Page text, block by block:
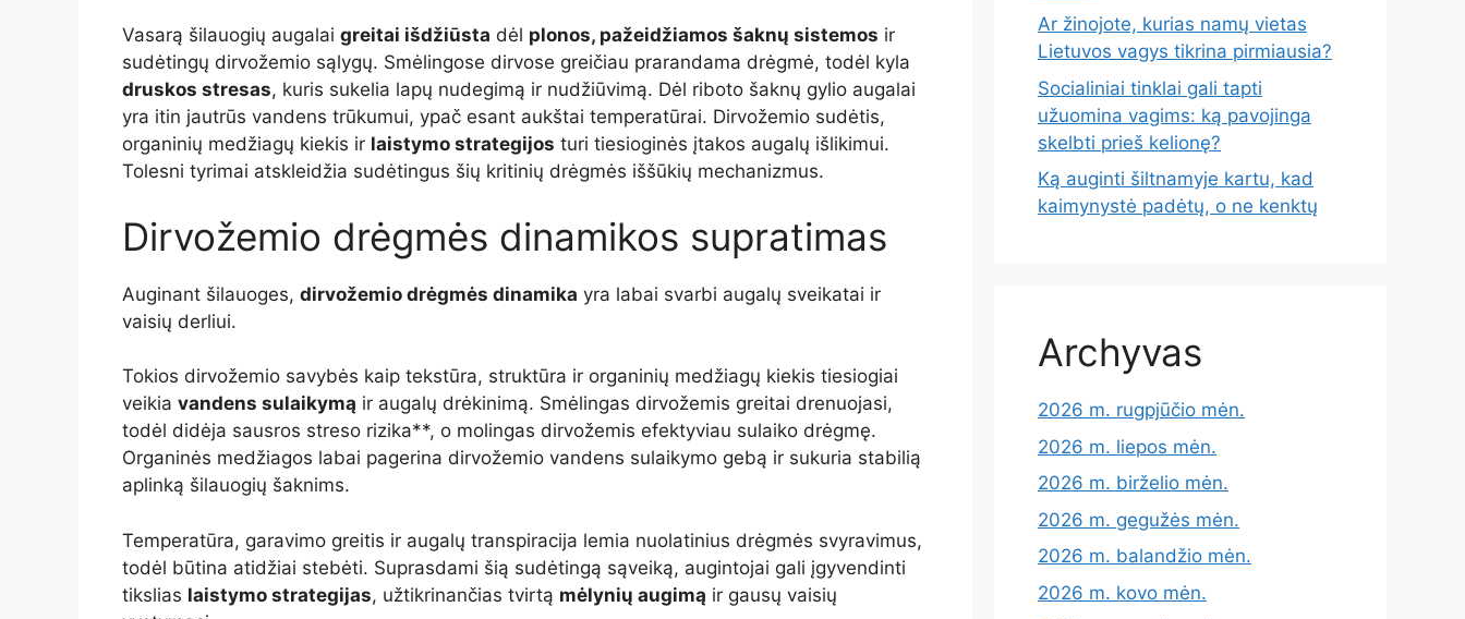
Vasarą šilauogių augalai greitai išdžiūsta dėl plonos, pažeidžiamos šaknų sistemos ir
sudėtingų dirvožemio sąlygų. Smėlingose dirvose greičiau prarandama drėgmė, todėl kyla
druskos stresas, kuris sukelia lapų nudegimą ir nudžiūvimą. Dėl riboto šaknų gylio augalai
yra itin jautrūs vandens trūkumui, ypač esant aukštai temperatūrai. Dirvožemio sudėtis,
organinių medžiagų kiekis ir laistymo strategijos turi tiesioginės įtakos augalų išlikimui.
Tolesni tyrimai atskleidžia sudėtingus šių kritinių drėgmės iššūkių mechanizmus.
Dirvožemio drėgmės dinamikos supratimas
Auginant šilauoges, dirvožemio drėgmės dinamika yra labai svarbi augalų sveikatai ir
vaisių derliui.
Tokios dirvožemio savybės kaip tekstūra, struktūra ir organinių medžiagų kiekis tiesiogiai
veikia vandens sulaikymą ir augalų drėkinimą. Smėlingas dirvožemis greitai drenuojasi,
todėl didėja sausros streso rizika**, o molingas dirvožemis efektyviau sulaiko drėgmę.
Organinės medžiagos labai pagerina dirvožemio vandens sulaikymo gebą ir sukuria stabilią
aplinką šilauogių šaknims.
Temperatūra, garavimo greitis ir augalų transpiracija lemia nuolatinius drėgmės svyravimus,
todėl būtina atidžiai stebėti. Suprasdami šią sudėtingą sąveiką, augintojai gali įgyvendinti
tikslias laistymo strategijas, užtikrinančias tvirtą mėlynių augimą ir gausų vaisių
Ar žinojote, kurias namų vietas
Lietuvos vagys tikrina pirmiausia?
Socialiniai tinklai gali tapti
užuomina vagims: ką pavojinga
skelbti prieš kelionę?
Ką auginti šiltnamyje kartu, kad
kaimynystė padėtų, o ne kenktų
Archyvas
2026 m. rugpjūčio mėn.
2026 m. liepos mėn.
2026 m. birželio mėn.
2026 m. gegužės mėn.
2026 m. balandžio mėn.
2026 m. kovo mėn.